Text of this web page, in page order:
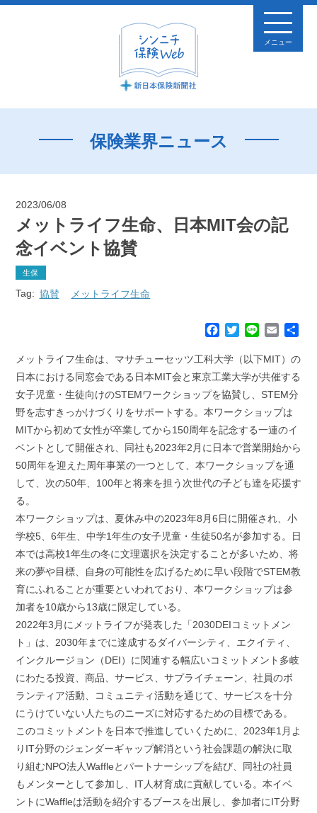
メニュー
保険業界ニュース
2023/06/08
メットライフ生命、日本MIT会の記
念イベント協賛
生保
Tag: 協賛 メットライフ生命
c
e
o
o
k
T
i
t
e
r
n
e
E
a
i
メットライフ生命は、マサチューセッツ工科大学（以下MIT）の
日本における同窓会である日本MIT会と東京工業大学が共催する
女子児童・生徒向けのSTEMワークショップを協賛し、STEM分
野を志すきっかけづくりをサポートする。本ワークショップは
MITから初めて女性が卒業してから150周年を記念する一連のイ
ベントとして開催され、同社も2023年2月に日本で営業開始から
50周年を迎えた周年事業の一つとして、本ワークショップを通
して、次の50年、100年と将来を担う次世代の子ども達を応援す
る。
本ワークショップは、夏休み中の2023年8月6日に開催され、小
学校5、6年生、中学1年生の女子児童・生徒50名が参加する。日
本では高校1年生の冬に文理選択を決定することが多いため、将
来の夢や目標、自身の可能性を広げるために早い段階でSTEM教
育にふれることが重要といわれており、本ワークショップは参
加者を10歳から13歳に限定している。
2022年3月にメットライフが発表した「2030DEIコミットメン
ト」は、2030年までに達成するダイバーシティ、エクイティ、
インクルージョン（DEI）に関連する幅広いコミットメント多岐
にわたる投資、商品、サービス、サプライチェーン、社員のボ
ランティア活動、コミュニティ活動を通じて、サービスを十分
にうけていない人たちのニーズに対応するための目標である。
このコミットメントを日本で推進していくために、2023年1月よ
りIT分野のジェンダーギャップ解消という社会課題の解決に取
り組むNPO法人Waffleとパートナーシップを結び、同社の社員
もメンターとして参加し、IT人材育成に貢献している。本イベ
ントにWaffleは活動を紹介するブースを出展し、参加者にIT分野